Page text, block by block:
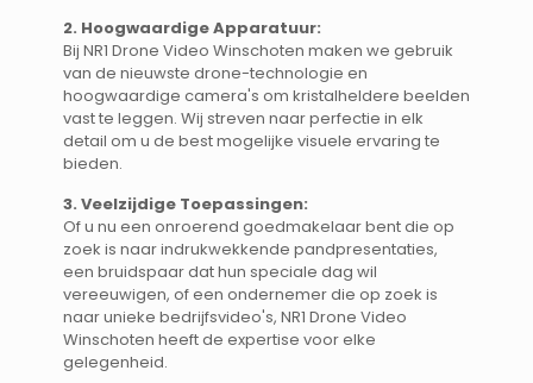
2. Hoogwaardige Apparatuur:
Bij NR1 Drone Video Winschoten maken we gebruik
van de nieuwste drone-technologie en
hoogwaardige camera's om kristalheldere beelden
vast te leggen. Wij streven naar perfectie in elk
detail om u de best mogelijke visuele ervaring te
bieden.
3. Veelzijdige Toepassingen:
Of u nu een onroerend goedmakelaar bent die op
zoek is naar indrukwekkende pandpresentaties,
een bruidspaar dat hun speciale dag wil
vereeuwigen, of een ondernemer die op zoek is
naar unieke bedrijfsvideo's, NR1 Drone Video
Winschoten heeft de expertise voor elke
gelegenheid.